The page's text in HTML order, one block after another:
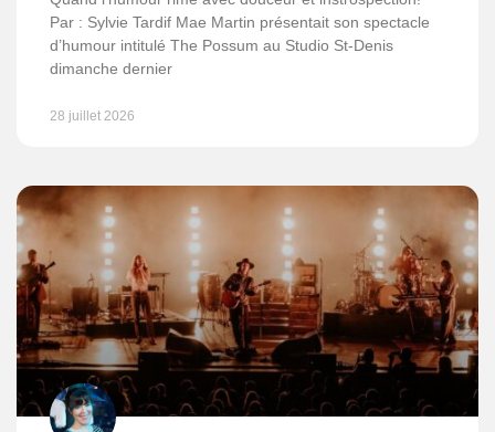
Par : Sylvie Tardif Mae Martin présentait son spectacle
d’humour intitulé The Possum au Studio St-Denis
dimanche dernier
28 juillet 2026